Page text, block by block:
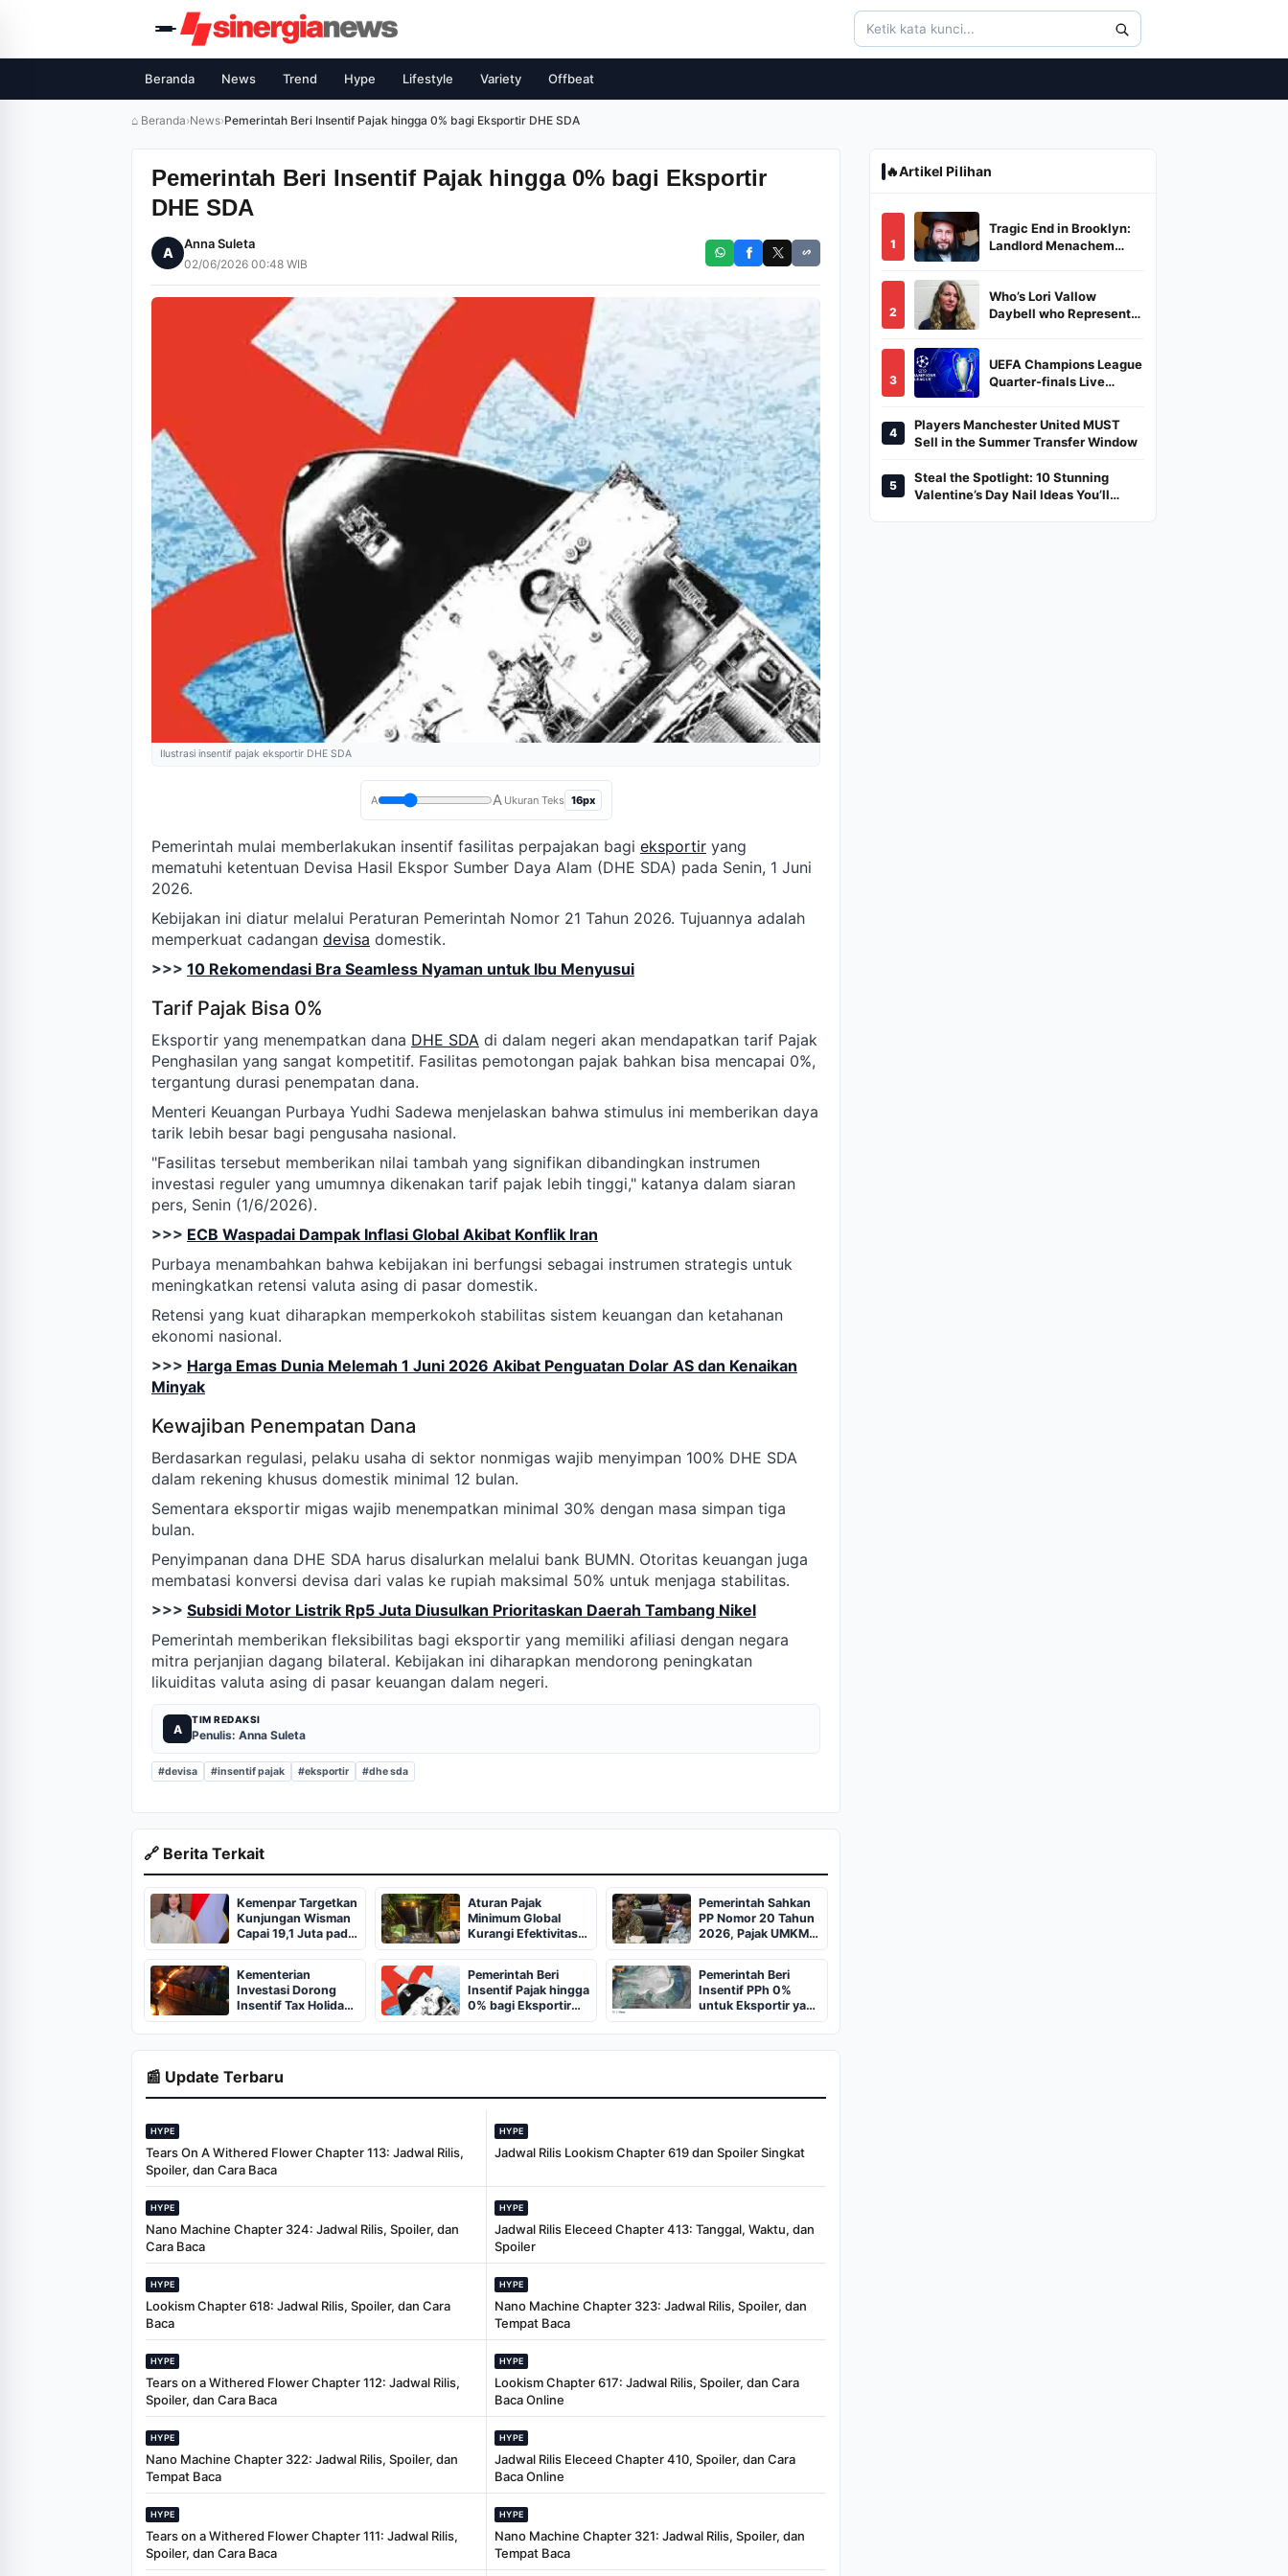
Beranda News Trend Hype Lifestyle Variety Offbeat
⌂ Beranda›News›Pemerintah Beri Insentif Pajak hingga 0% bagi Eksportir DHE SDA
Pemerintah Beri Insentif Pajak hingga 0% bagi Eksportir
DHE SDA
A
Anna Suleta
02/06/2026 00:48 WIB
Ilustrasi insentif pajak eksportir DHE SDA
A A Ukuran Teks 16px
Pemerintah mulai memberlakukan insentif fasilitas perpajakan bagi eksportir yang
mematuhi ketentuan Devisa Hasil Ekspor Sumber Daya Alam (DHE SDA) pada Senin, 1 Juni
2026.
Kebijakan ini diatur melalui Peraturan Pemerintah Nomor 21 Tahun 2026. Tujuannya adalah
memperkuat cadangan devisa domestik.
>>> 10 Rekomendasi Bra Seamless Nyaman untuk Ibu Menyusui
Tarif Pajak Bisa 0%
Eksportir yang menempatkan dana DHE SDA di dalam negeri akan mendapatkan tarif Pajak
Penghasilan yang sangat kompetitif. Fasilitas pemotongan pajak bahkan bisa mencapai 0%,
tergantung durasi penempatan dana.
Menteri Keuangan Purbaya Yudhi Sadewa menjelaskan bahwa stimulus ini memberikan daya
tarik lebih besar bagi pengusaha nasional.
"Fasilitas tersebut memberikan nilai tambah yang signifikan dibandingkan instrumen
investasi reguler yang umumnya dikenakan tarif pajak lebih tinggi," katanya dalam siaran
pers, Senin (1/6/2026).
>>> ECB Waspadai Dampak Inflasi Global Akibat Konflik Iran
Purbaya menambahkan bahwa kebijakan ini berfungsi sebagai instrumen strategis untuk
meningkatkan retensi valuta asing di pasar domestik.
Retensi yang kuat diharapkan memperkokoh stabilitas sistem keuangan dan ketahanan
ekonomi nasional.
>>> Harga Emas Dunia Melemah 1 Juni 2026 Akibat Penguatan Dolar AS dan Kenaikan
Minyak
Kewajiban Penempatan Dana
Berdasarkan regulasi, pelaku usaha di sektor nonmigas wajib menyimpan 100% DHE SDA
dalam rekening khusus domestik minimal 12 bulan.
Sementara eksportir migas wajib menempatkan minimal 30% dengan masa simpan tiga
bulan.
Penyimpanan dana DHE SDA harus disalurkan melalui bank BUMN. Otoritas keuangan juga
membatasi konversi devisa dari valas ke rupiah maksimal 50% untuk menjaga stabilitas.
>>> Subsidi Motor Listrik Rp5 Juta Diusulkan Prioritaskan Daerah Tambang Nikel
Pemerintah memberikan fleksibilitas bagi eksportir yang memiliki afiliasi dengan negara
mitra perjanjian dagang bilateral. Kebijakan ini diharapkan mendorong peningkatan
likuiditas valuta asing di pasar keuangan dalam negeri.
A
TIM REDAKSI
Penulis: Anna Suleta
#devisa #insentif pajak #eksportir #dhe sda
🔗 Berita Terkait
Kemenpar Targetkan
Kunjungan Wisman
Capai 19,1 Juta pada
2027
Aturan Pajak
Minimum Global
Kurangi Efektivitas
Insentif Smelter Nikel
Pemerintah Sahkan
PP Nomor 20 Tahun
2026, Pajak UMKM
0,5% Jadi Permanen
Kementerian
Investasi Dorong
Insentif Tax Holiday
Tetap Berjalan
Pemerintah Beri
Insentif Pajak hingga
0% bagi Eksportir
DHE SDA
Pemerintah Beri
Insentif PPh 0%
untuk Eksportir yang
Simpan DHE SDA di
Dalam Negeri
📰 Update Terbaru
HYPE
Tears On A Withered Flower Chapter 113: Jadwal Rilis,
Spoiler, dan Cara Baca
HYPE
Jadwal Rilis Lookism Chapter 619 dan Spoiler Singkat
HYPE
Nano Machine Chapter 324: Jadwal Rilis, Spoiler, dan
Cara Baca
HYPE
Jadwal Rilis Eleceed Chapter 413: Tanggal, Waktu, dan
Spoiler
HYPE
Lookism Chapter 618: Jadwal Rilis, Spoiler, dan Cara
Baca
HYPE
Nano Machine Chapter 323: Jadwal Rilis, Spoiler, dan
Tempat Baca
HYPE
Tears on a Withered Flower Chapter 112: Jadwal Rilis,
Spoiler, dan Cara Baca
HYPE
Lookism Chapter 617: Jadwal Rilis, Spoiler, dan Cara
Baca Online
HYPE
Nano Machine Chapter 322: Jadwal Rilis, Spoiler, dan
Tempat Baca
HYPE
Jadwal Rilis Eleceed Chapter 410, Spoiler, dan Cara
Baca Online
HYPE
Tears on a Withered Flower Chapter 111: Jadwal Rilis,
Spoiler, dan Cara Baca
HYPE
Nano Machine Chapter 321: Jadwal Rilis, Spoiler, dan
Tempat Baca
🔥Artikel Pilihan
1
Tragic End in Brooklyn:
Landlord Menachem
Burned in a Dumpster
2
Who’s Lori Vallow
Daybell who Represents
3
UEFA Champions League
Quarter-finals Live
And Where To Watch
4
Players Manchester United MUST
Sell in the Summer Transfer Window
5
Steal the Spotlight: 10 Stunning
Valentine’s Day Nail Ideas You’ll